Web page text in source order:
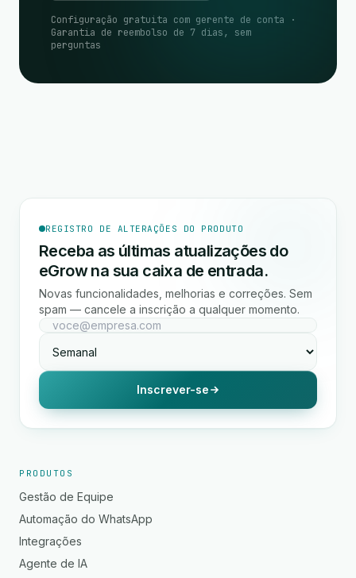
Configuração gratuita com gerente de conta ·
Garantia de reembolso de 7 dias, sem
perguntas
REGISTRO DE ALTERAÇÕES DO PRODUTO
Receba as últimas atualizações do
eGrow na sua caixa de entrada.
Novas funcionalidades, melhorias e correções. Sem
spam — cancele a inscrição a qualquer momento.
Inscrever-se
PRODUTOS
Gestão de Equipe
Automação do WhatsApp
Integrações
Agente de IA